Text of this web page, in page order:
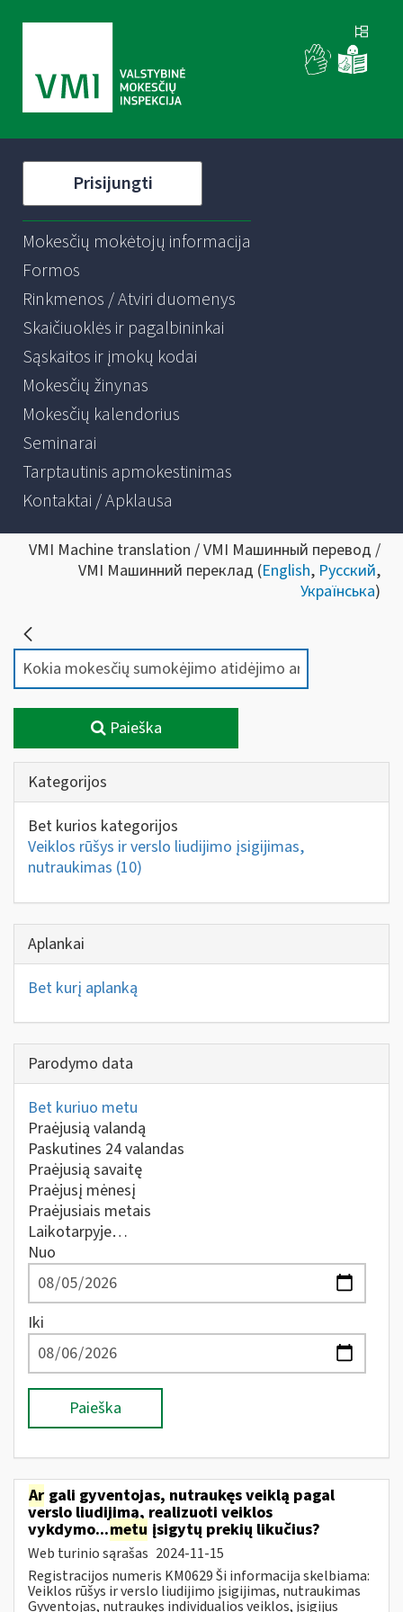
Prisijungti
Mokesčių mokėtojų informacija
Formos
Rinkmenos / Atviri duomenys
Skaičiuoklės ir pagalbininkai
Sąskaitos ir įmokų kodai
Mokesčių žinynas
Mokesčių kalendorius
Seminarai
Tarptautinis apmokestinimas
Kontaktai / Apklausa
VMI Machine translation / VMI Машинный перевод /
VMI Машинний переклад (English, Русский,
Українська)
Paieška
Kategorijos
Bet kurios kategorijos
Veiklos rūšys ir verslo liudijimo įsigijimas,
nutraukimas (10)
Aplankai
Bet kurį aplanką
Parodymo data
Bet kuriuo metu
Praėjusią valandą
Paskutines 24 valandas
Praėjusią savaitę
Praėjusį mėnesį
Praėjusiais metais
Laikotarpyje…
Nuo
Iki
Paieška
Ar gali gyventojas, nutraukęs veiklą pagal
verslo liudijimą, realizuoti veiklos
vykdymo...metu įsigytų prekių likučius?
Web turinio sąrašas 2024-11-15
Registracijos numeris KM0629 Ši informacija skelbiama:
Veiklos rūšys ir verslo liudijimo įsigijimas, nutraukimas
Gyventojas, nutraukęs individualios veiklos, įsigijus